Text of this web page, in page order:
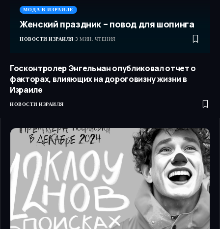
МОДА В ИЗРАИЛЕ
Женский праздник – повод для шопинга
НОВОСТИ ИЗРАИЛЯ 3 МИН. ЧТЕНИЯ
Госконтролер Энгельман опубликовал отчет о
факторах, влияющих на дороговизну жизни в
Израиле
НОВОСТИ ИЗРАИЛЯ